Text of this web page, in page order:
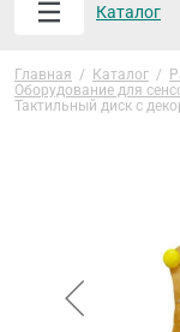
Каталог
Главная / Каталог /
Оборудование для
Тактильный диск с